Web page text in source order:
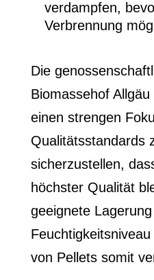
verdampfen,
Verbrennung
Die
Biomassehof
einen strengen
Qualitätsstandards
sicherzustellen,
höchster Qualität
geeignete
von Pellets somit